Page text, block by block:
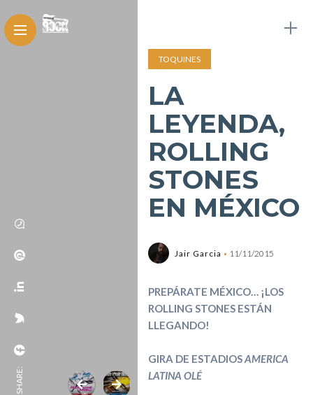
SHARE:
TOQUINES
LA
LEYENDA,
ROLLING
STONES
EN MÉXICO
Jair Garcia 11/11/2015
PREPÁRATE MÉXICO… ¡LOS
ROLLING STONES ESTÁN
LLEGANDO!
GIRA DE ESTADIOSAMERICA
LATINA OLÉ